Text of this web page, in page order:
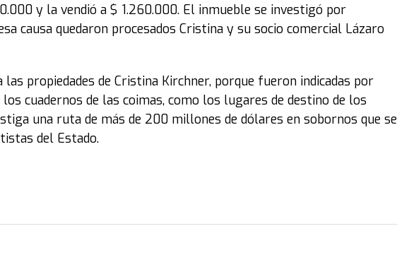
y la vendió a $ 1.260.000. El inmueble se investigó por
causa quedaron procesados Cristina y su socio comercial Lázaro
propiedades de Cristina Kirchner, porque fueron indicadas por
cuadernos de las coimas, como los lugares de destino de los
una ruta de más de 200 millones de dólares en sobornos que se
del Estado.